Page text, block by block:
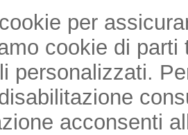
per
cookie di
personalizzati.
acconsenti